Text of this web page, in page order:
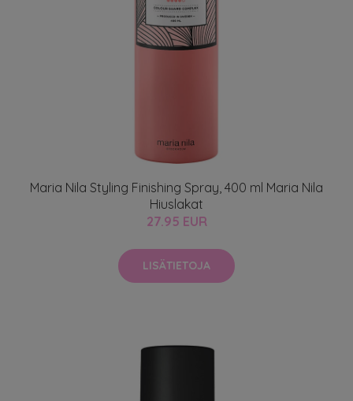
Maria Nila Styling Finishing Spray, 400 ml Maria Nila
Hiuslakat
27.95 EUR
LISÄTIETOJA